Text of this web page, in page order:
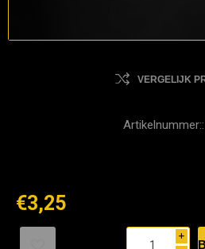
VERGELIJK
Artikelnummer::
€3,25
i